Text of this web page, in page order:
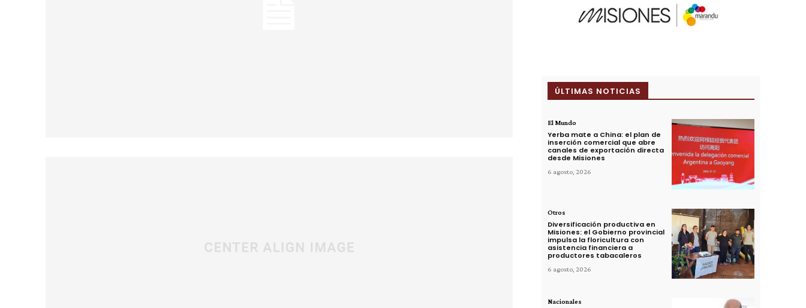
ÚLTIMAS NOTICIAS
El Mundo
Yerba mate a China: el plan de
inserción comercial que abre
canales de exportación directa
desde Misiones
6 agosto, 2026
Otros
Diversificación productiva en
Misiones: el Gobierno provincial
impulsa la floricultura con
asistencia financiera a
productores tabacaleros
6 agosto, 2026
Nacionales